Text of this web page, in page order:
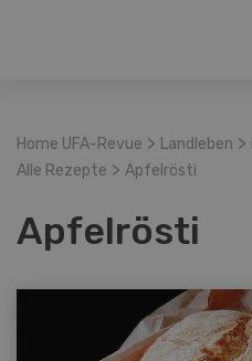
Home UFA-Revue > Landleben >
Alle Rezepte > Apfelrösti
Apfelrösti